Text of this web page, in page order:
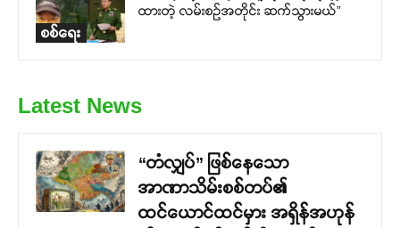
စစ်ရေး
ထားတဲ့ လမ်းစဉ်အတိုင်း ဆက်သွားမယ်”
Latest News
“တံလျှပ်” ဖြစ်နေသော
အာဏာသိမ်းစစ်တပ်၏
ထင်ယောင်ထင်မှား အရှိန်အဟုန်